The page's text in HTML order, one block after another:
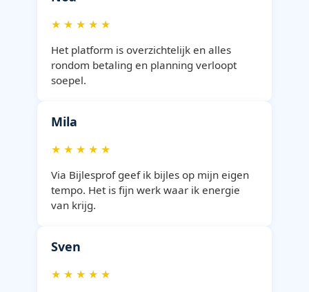
★ ★ ★ ★ ★
Het platform is overzichtelijk en alles
rondom betaling en planning verloopt
soepel.
Mila
★ ★ ★ ★ ★
Via Bijlesprof geef ik bijles op mijn eigen
tempo. Het is fijn werk waar ik energie
van krijg.
Sven
★ ★ ★ ★ ★